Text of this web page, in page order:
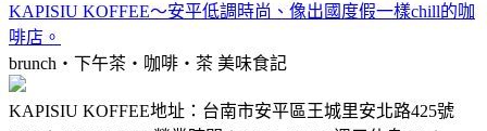
KAPISIU KOFFEE～安平低調時尚、像出國度假一樣chill的咖
啡店。
brunch‧下午茶‧咖啡‧茶 美味食記
KAPISIU KOFFEE地址：台南市安平區王城里安北路425號